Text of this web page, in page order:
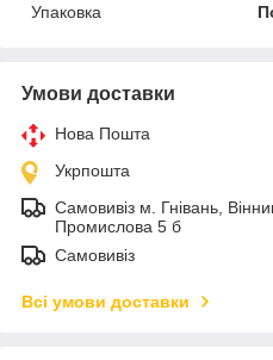
Упаковка
Умови доставки
Нова Пошта
Укрпошта
Самовивіз м. Гнівань,
Промислова 5 б
Самовивіз
Всі умови доставки